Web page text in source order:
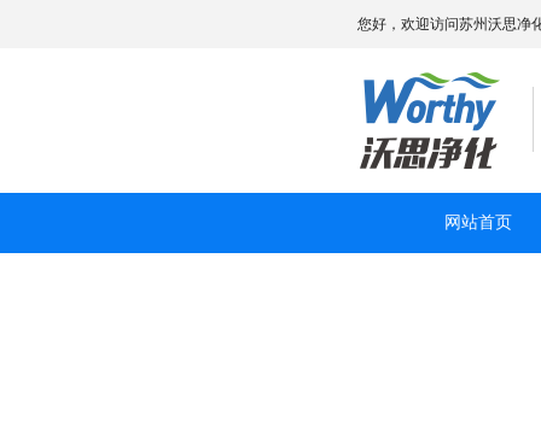
您好，欢迎访问苏州沃思净
网站首页